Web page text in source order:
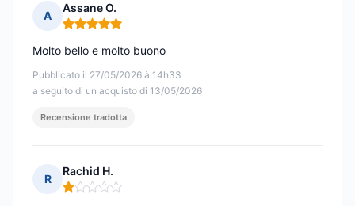
A
Assane O.
Nota: 5 su 5
Pubblicato il 27/05/2026 à 14h33
a seguito di un acquisto di 13/05/2026
Molto bello e molto buono
Recensione tradotta
R
Rachid H.
Nota: 1 su 5